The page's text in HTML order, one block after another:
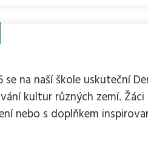
se na naší škole uskuteční
kultur různých zemí.
nebo s doplňkem